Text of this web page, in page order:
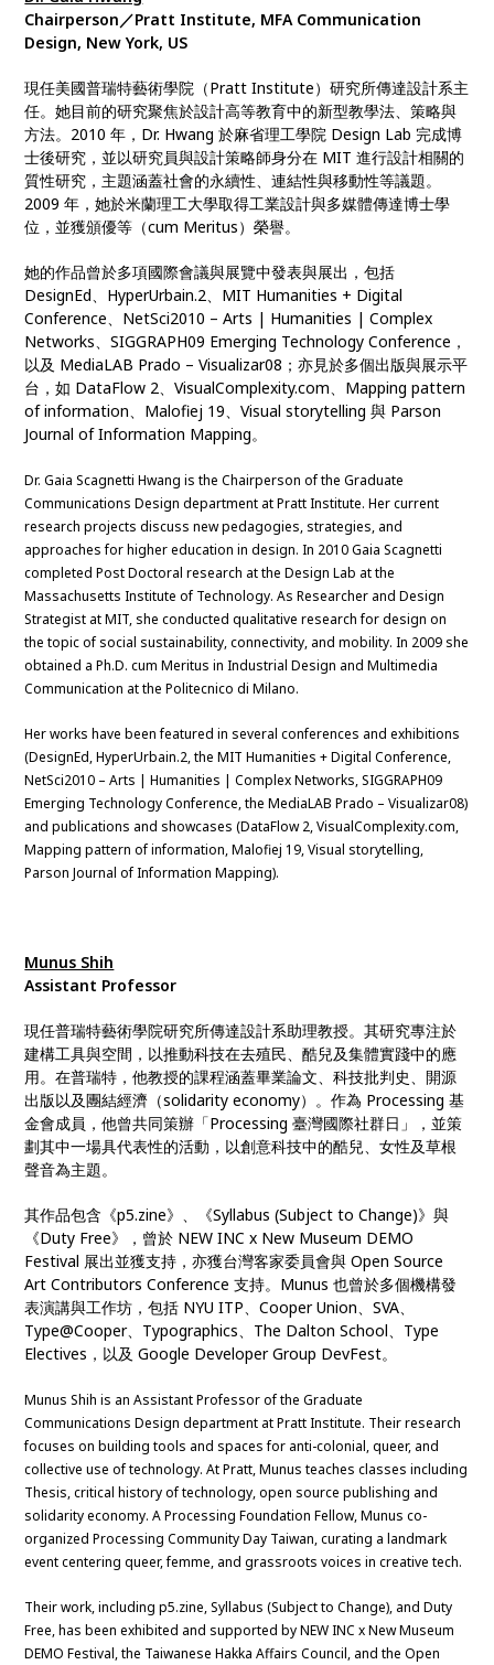
Chairperson／Pratt Institute, MFA Communication
Design, New York, US
現任美國普瑞特藝術學院（Pratt Institute）研究所傳達設計系主
任。她目前的研究聚焦於設計高等教育中的新型教學法、策略與
方法。2010 年，Dr. Hwang 於麻省理工學院 Design Lab 完成博
士後研究，並以研究員與設計策略師身分在 MIT 進行設計相關的
質性研究，主題涵蓋社會的永續性、連結性與移動性等議題。
2009 年，她於米蘭理工大學取得工業設計與多媒體傳達博士學
位，並獲頒優等（cum Meritus）榮譽。
她的作品曾於多項國際會議與展覽中發表與展出，包括
DesignEd、HyperUrbain.2、MIT Humanities + Digital
Conference、NetSci2010 – Arts | Humanities | Complex
Networks、SIGGRAPH09 Emerging Technology Conference，
以及 MediaLAB Prado – Visualizar08；亦見於多個出版與展示平
台，如 DataFlow 2、VisualComplexity.com、Mapping pattern
of information、Malofiej 19、Visual storytelling 與 Parson
Journal of Information Mapping。
Dr. Gaia Scagnetti Hwang is the Chairperson of the Graduate
Communications Design department at Pratt Institute. Her current
research projects discuss new pedagogies, strategies, and
approaches for higher education in design. In 2010 Gaia Scagnetti
completed Post Doctoral research at the Design Lab at the
Massachusetts Institute of Technology. As Researcher and Design
Strategist at MIT, she conducted qualitative research for design on
the topic of social sustainability, connectivity, and mobility. In 2009 she
obtained a Ph.D. cum Meritus in Industrial Design and Multimedia
Communication at the Politecnico di Milano.
Her works have been featured in several conferences and exhibitions
(DesignEd, HyperUrbain.2, the MIT Humanities + Digital Conference,
NetSci2010 – Arts | Humanities | Complex Networks, SIGGRAPH09
Emerging Technology Conference, the MediaLAB Prado – Visualizar08)
and publications and showcases (DataFlow 2, VisualComplexity.com,
Mapping pattern of information, Malofiej 19, Visual storytelling,
Parson Journal of Information Mapping).
Munus Shih
Assistant Professor
現任普瑞特藝術學院研究所傳達設計系助理教授。其研究專注於
建構工具與空間，以推動科技在去殖民、酷兒及集體實踐中的應
用。在普瑞特，他教授的課程涵蓋畢業論文、科技批判史、開源
出版以及團結經濟（solidarity economy）。作為 Processing 基
金會成員，他曾共同策辦「Processing 臺灣國際社群日」，並策
劃其中一場具代表性的活動，以創意科技中的酷兒、女性及草根
聲音為主題。
其作品包含《p5.zine》、《Syllabus (Subject to Change)》與
《Duty Free》，曾於 NEW INC x New Museum DEMO
Festival 展出並獲支持，亦獲台灣客家委員會與 Open Source
Art Contributors Conference 支持。Munus 也曾於多個機構發
表演講與工作坊，包括 NYU ITP、Cooper Union、SVA、
Type@Cooper、Typographics、The Dalton School、Type
Electives，以及 Google Developer Group DevFest。
Munus Shih is an Assistant Professor of the Graduate
Communications Design department at Pratt Institute. Their research
focuses on building tools and spaces for anti-colonial, queer, and
collective use of technology. At Pratt, Munus teaches classes including
Thesis, critical history of technology, open source publishing and
solidarity economy. A Processing Foundation Fellow, Munus co-
organized Processing Community Day Taiwan, curating a landmark
event centering queer, femme, and grassroots voices in creative tech.
Their work, including p5.zine, Syllabus (Subject to Change), and Duty
Free, has been exhibited and supported by NEW INC x New Museum
DEMO Festival, the Taiwanese Hakka Affairs Council, and the Open